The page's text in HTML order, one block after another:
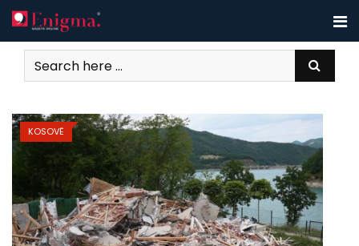
Skip
to
content
KOSOVË